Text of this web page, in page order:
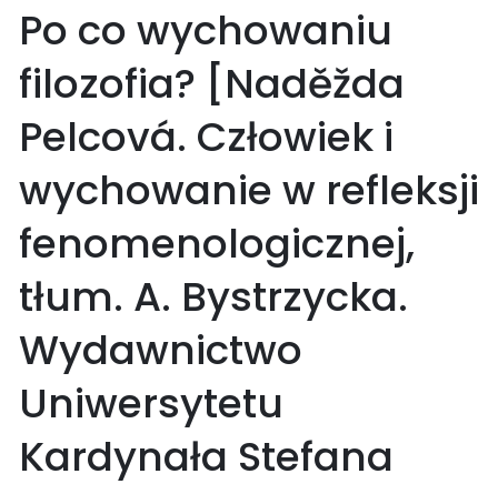
Po co wychowaniu
filozofia? [Naděžda
Pelcová. Człowiek i
wychowanie w refleksji
fenomenologicznej,
tłum. A. Bystrzycka.
Wydawnictwo
Uniwersytetu
Kardynała Stefana